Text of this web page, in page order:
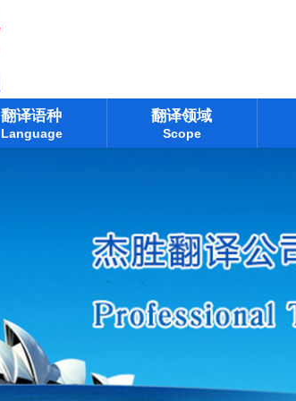
翻译语种
Language
翻译领域
Scope